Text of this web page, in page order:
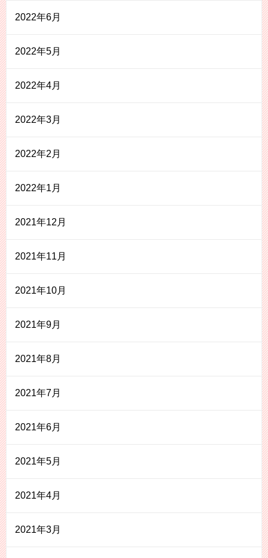
2022年6月
2022年5月
2022年4月
2022年3月
2022年2月
2022年1月
2021年12月
2021年11月
2021年10月
2021年9月
2021年8月
2021年7月
2021年6月
2021年5月
2021年4月
2021年3月